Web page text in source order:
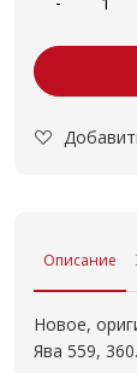
Описание
Новое,
Ява 559, 360.